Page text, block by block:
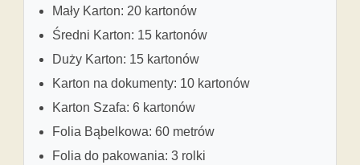
Mały Karton: 20 kartonów
Średni Karton: 15 kartonów
Duży Karton: 15 kartonów
Karton na dokumenty: 10 kartonów
Karton Szafa: 6 kartonów
Folia Bąbelkowa: 60 metrów
Folia do pakowania: 3 rolki